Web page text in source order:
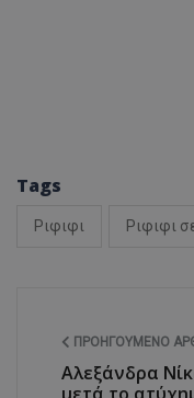
Tags
Ριφιφι Ριφιφι
ΠΡΟΗΓΟΎΜΕΝΟ
Αλεξάνδρα